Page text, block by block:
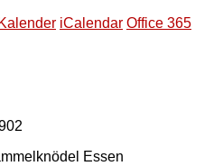
iCalendar Office 365
Essen